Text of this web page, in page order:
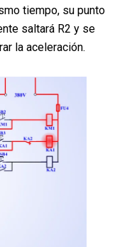
tiempo, su punto
saltará R2 y se
la aceleración.